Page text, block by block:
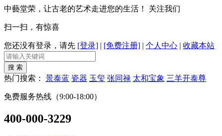
中藝堂荣，让古老的艺术走进您的生活！ 关注我们
扫一扫，有惊喜
您还没有登录，请先 [登录] | [免费注册] | 个人中心 | 收藏本站
热门搜索： 景泰蓝 瓷器 玉玺 张同禄 太和宝象 三羊开泰尊
免费服务热线（9:00-18:00）
400-000-3229